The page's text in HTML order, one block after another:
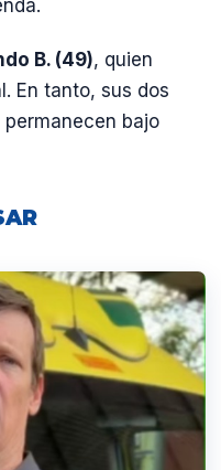
B. (49), quien
En tanto, sus dos
bajo